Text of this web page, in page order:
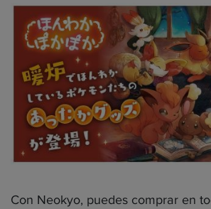
Con Neokyo, puedes comprar en